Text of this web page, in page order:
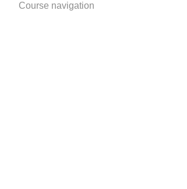
Course navigation